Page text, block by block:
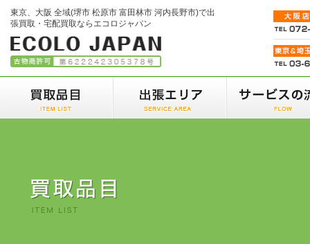
東京、大阪 全域(堺市 松原市 富田林市 河内長野市)で出
張買取・宅配買取ならエコロジャパン